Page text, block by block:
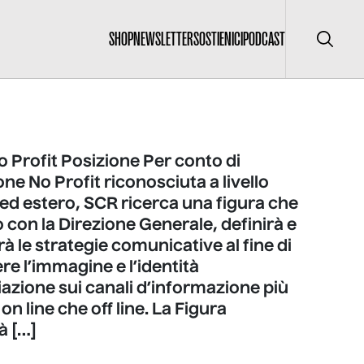
SHOPNEWSLETTERSOSTIENICIPODCAST Cerca
Profit Posizione Per conto di
No Profit riconosciuta a livello
estero, SCR ricerca una figura che
con la Direzione Generale, definirà e
le strategie comunicative al fine di
l’immagine e l’identità
sui canali d’informazione più
line che off line. La Figura
[…]